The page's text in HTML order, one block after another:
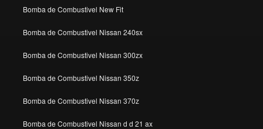
Bomba de Combustivel New Fit
Bomba de Combustivel Nissan 240sx
Bomba de Combustivel Nissan 300zx
Bomba de Combustivel Nissan 350z
Bomba de Combustivel Nissan 370z
Bomba de Combustivel Nissan d d 21 ax